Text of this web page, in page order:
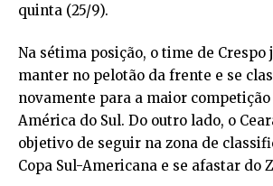
quinta (25/9).
Na sétima posição, o time de Crespo
manter no pelotão da frente e se
novamente para a maior competição
América do Sul. Do outro lado, o
objetivo de seguir na zona de
Copa Sul-Americana e se afastar do